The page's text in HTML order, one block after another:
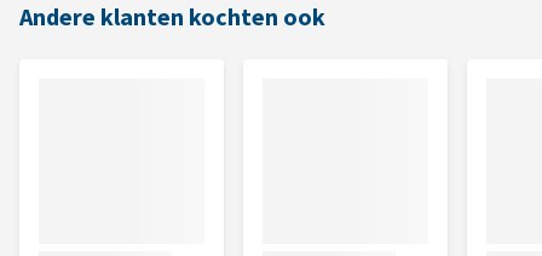
Andere klanten kochten ook